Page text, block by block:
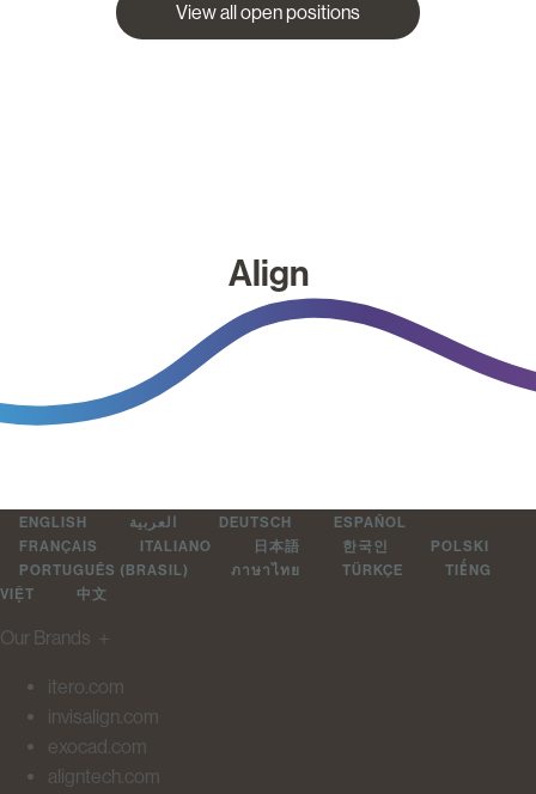
View all open positions
Align
ENGLISH العربية DEUTSCH
ESPAÑOL
FRANÇAIS
ITALIANO 日本語 한국인
POLSKI
PORTUGUÊS (BRASIL)
ภาษาไทย TÜRKÇE
TIẾNG
VIỆT
中文
Our Brands ＋
itero.com
invisalign.com
exocad.com
aligntech.com